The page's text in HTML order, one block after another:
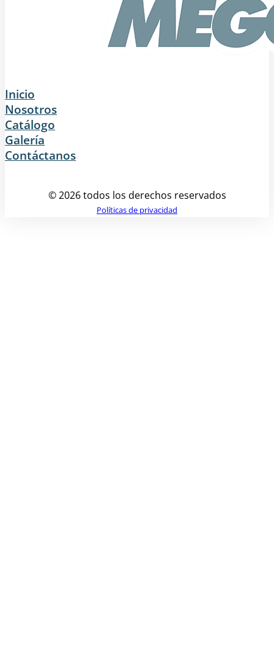
Inicio
Nosotros
Catálogo
Galería
Contáctanos
© 2026 todos los derechos reservados
Políticas de privacidad